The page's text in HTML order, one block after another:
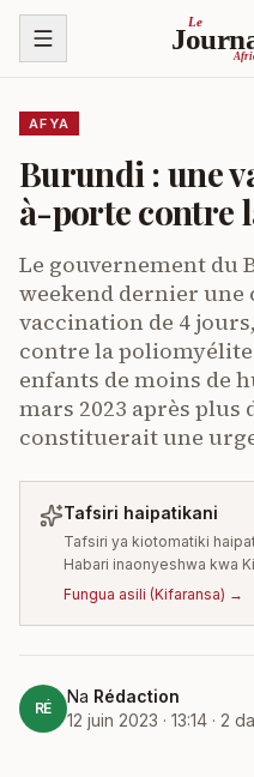
Ruka kwenye yaliyomo
Le
AFYA
Burundi : une
à-porte contre
Le gouvernement du
weekend dernier une
vaccination de 4
contre la
enfants de moins de
mars 2023 après plus
constituerait une
Tafsiri haipatikani
Tafsiri ya kiotomatiki
Habari inaonyeshwa kwa
Fungua asili (Kifaransa) →
RÉ
Na Rédaction
12 juin 2023 · 13:14 · 2